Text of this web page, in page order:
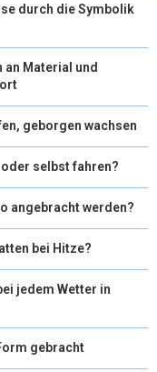
durch die Symbolik
Material und
geborgen wachsen
selbst fahren?
angebracht werden?
bei Hitze?
jedem Wetter in
gebracht